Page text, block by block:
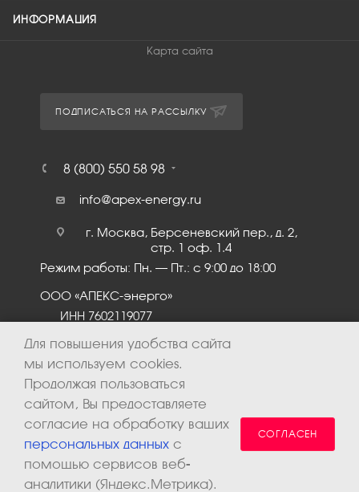
ИНФОРМАЦИЯ
Карта сайта
ПОДПИСАТЬСЯ НА РАССЫЛКУ
8 (800) 550 58 98
info@apex-energy.ru
г. Москва, Берсеневский пер., д. 2,
стр. 1 оф. 1.4
Режим работы: Пн. – Пт.: с 9:00 до 18:00
ООО «АПЕКС-энерго»
ИНН 7602119077
Для повышения удобства сайта
мы используем cookies.
Продолжая пользоваться
сайтом, Вы предоставляете
согласие на обработку ваших
персональных данных с
помощью сервисов веб-
аналитики (Яндекс.Метрика).
СОГЛАСЕН